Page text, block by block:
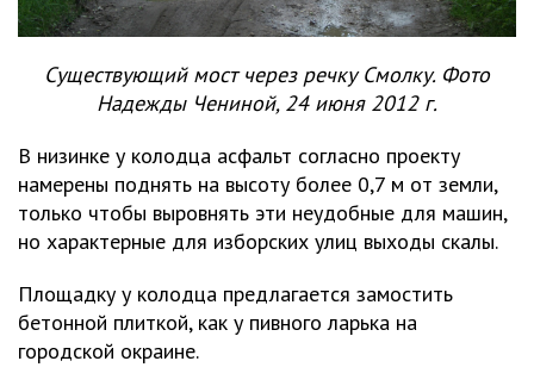
Существующий мост через речку Смолку. Фото
Надежды Чениной, 24 июня 2012 г.
В низинке у колодца асфальт согласно проекту
намерены поднять на высоту более 0,7 м от земли,
только чтобы выровнять эти неудобные для машин,
но характерные для изборских улиц выходы скалы.
Площадку у колодца предлагается замостить
бетонной плиткой, как у пивного ларька на
городской окраине.